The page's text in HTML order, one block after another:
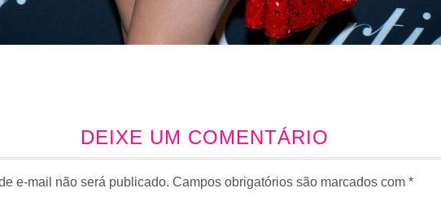
DEIXE UM COMENTÁRIO
e-mail não será publicado. Campos obrigatórios são marcados com *